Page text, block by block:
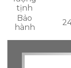
tịnh
Bảo
hành